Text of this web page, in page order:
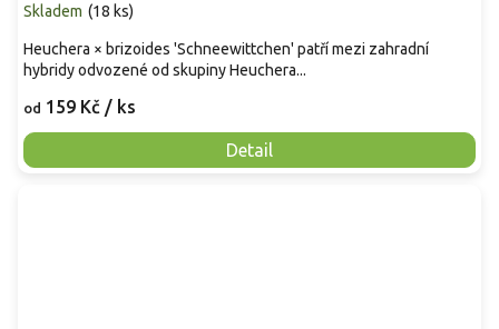
Skladem (18 ks)
od 159 Kč / ks
Detail
Heuchera × brizoides 'Schneewittchen' patří mezi zahradní
hybridy odvozené od skupiny Heuchera...